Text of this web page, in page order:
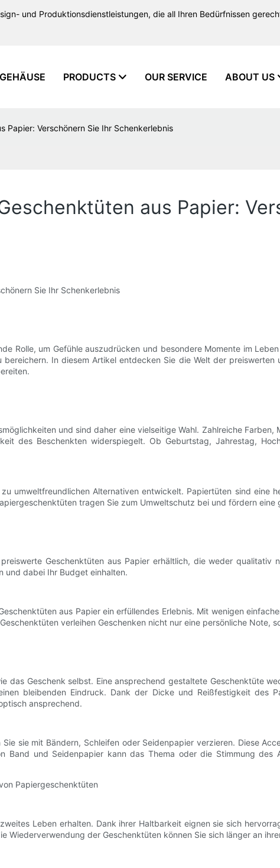
und Produktionsdienstleistungen, die all Ihren Bedürfnissen
PRODUCTS OUR SERVICE ABOUT US
Papier: Verschönern Sie Ihr Schenkerlebnis
aus Papier:
Sie Ihr Schenkerlebnis
Rolle, um Gefühle auszudrücken und besondere Momente im
In diesem Artikel entdecken Sie die Welt der preiswerten
und sind daher eine vielseitige Wahl. Zahlreiche
des Beschenkten widerspiegelt. Ob Geburtstag, Jahrestag,
umweltfreundlichen Alternativen entwickelt. Papiertüten sind eine
tragen Sie zum Umweltschutz bei und fördern eine
Geschenktüten aus Papier erhältlich, die weder
und dabei Ihr Budget einhalten.
aus Papier ein erfüllendes Erlebnis. Mit wenigen
verleihen Geschenken nicht nur eine persönliche Note,
das Geschenk selbst. Eine ansprechend gestaltete Geschenktüte
bleibenden Eindruck. Dank der Dicke und Reißfestigkeit des
ansprechend.
sie mit Bändern, Schleifen oder Seidenpapier verzieren. Diese
Band und Seidenpapier kann das Thema oder die Stimmung
Papiergeschenktüten
Leben erhalten. Dank ihrer Haltbarkeit eignen sie sich
Wiederverwendung der Geschenktüten können Sie sich länger an